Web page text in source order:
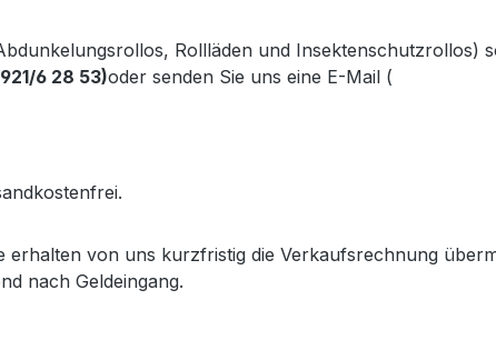
Rollläden und
6 28 53)oder senden Sie uns eine E-Mail (
erhalten von uns kurzfristig die Verkaufsrechnung
nach Geldeingang.